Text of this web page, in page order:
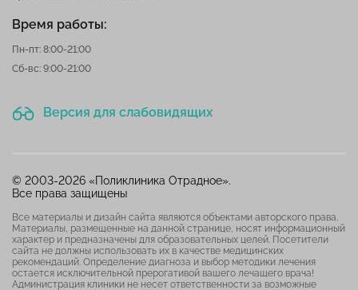
Время работы:
Пн-пт: 8:00-21:00
Сб-вс: 9:00-21:00
Версия для слабовидящих
© 2003-2026 «Поликлиника Отрадное».
Все права защищены
Все материалы и дизайн сайта являются объектами авторского права.
Материалы, размещенные на данной странице, носят информационный
характер и предназначены для образовательных целей. Посетители
сайта не должны использовать их в качестве медицинских
рекомендаций. Определение диагноза и выбор методики лечения
остается исключительной прерогативой вашего лечащего врача!
Администрация клиники не несет ответственности за возможные